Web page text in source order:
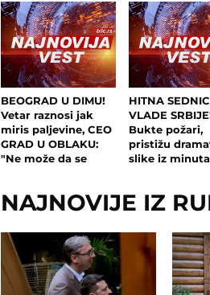
BEOGRAD U DIMU!
Vetar raznosi jak
miris paljevine, CEO
GRAD U OBLAKU:
"Ne može da se
HITNA
VLADE
Bukte požari,
pristižu
slike iz
šta je
NAJNOVIJE IZ